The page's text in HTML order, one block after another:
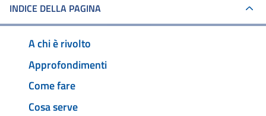
INDICE DELLA PAGINA
A chi è rivolto
Approfondimenti
Come fare
Cosa serve